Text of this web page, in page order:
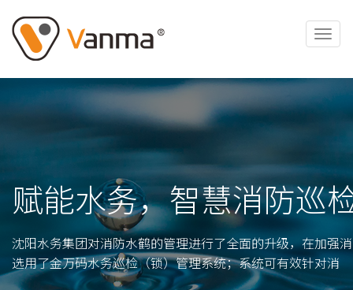
赋能水务，智慧消防巡
沈阳水务集团对消防水鹤的管理进行了全面的升级，在加强
选用了金万码水务巡检（锁）管理系统；系统可有效针对消